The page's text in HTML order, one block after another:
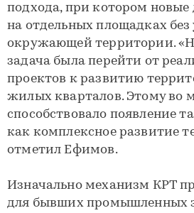
подхода, при котором новые
на отдельных площадках без
окружающей территории.
задача была перейти от
проектов к развитию
жилых кварталов. Этому во
способствовало появление
как комплексное развитие
отметил Ефимов.
Изначально механизм КРТ
для бывших промышленных